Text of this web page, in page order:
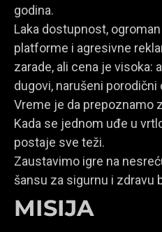
godina.
Laka dostupnost,
platforme i agresivne
zarade, ali cena je visoka:
dugovi, narušeni porodični
Vreme je da prepoznamo
Kada se jednom uđe u
postaje sve teži.
Zaustavimo igre na
šansu za sigurnu i zdravu
MISIJA